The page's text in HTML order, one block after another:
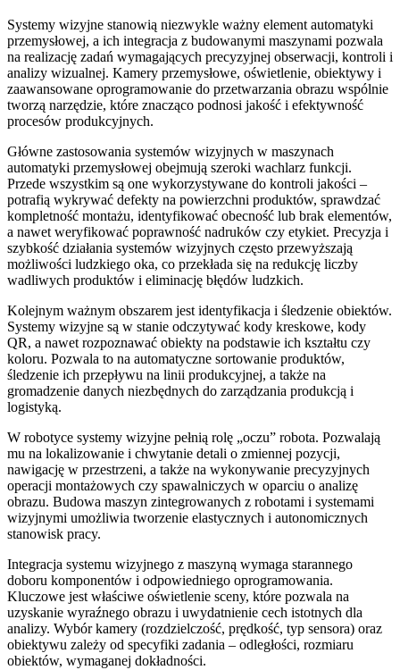
Systemy wizyjne stanowią niezwykle ważny element automatyki
przemysłowej, a ich integracja z budowanymi maszynami pozwala
na realizację zadań wymagających precyzyjnej obserwacji, kontroli i
analizy wizualnej. Kamery przemysłowe, oświetlenie, obiektywy i
zaawansowane oprogramowanie do przetwarzania obrazu wspólnie
tworzą narzędzie, które znacząco podnosi jakość i efektywność
procesów produkcyjnych.
Główne zastosowania systemów wizyjnych w maszynach
automatyki przemysłowej obejmują szeroki wachlarz funkcji.
Przede wszystkim są one wykorzystywane do kontroli jakości –
potrafią wykrywać defekty na powierzchni produktów, sprawdzać
kompletność montażu, identyfikować obecność lub brak elementów,
a nawet weryfikować poprawność nadruków czy etykiet. Precyzja i
szybkość działania systemów wizyjnych często przewyższają
możliwości ludzkiego oka, co przekłada się na redukcję liczby
wadliwych produktów i eliminację błędów ludzkich.
Kolejnym ważnym obszarem jest identyfikacja i śledzenie obiektów.
Systemy wizyjne są w stanie odczytywać kody kreskowe, kody
QR, a nawet rozpoznawać obiekty na podstawie ich kształtu czy
koloru. Pozwala to na automatyczne sortowanie produktów,
śledzenie ich przepływu na linii produkcyjnej, a także na
gromadzenie danych niezbędnych do zarządzania produkcją i
logistyką.
W robotyce systemy wizyjne pełnią rolę „oczu” robota. Pozwalają
mu na lokalizowanie i chwytanie detali o zmiennej pozycji,
nawigację w przestrzeni, a także na wykonywanie precyzyjnych
operacji montażowych czy spawalniczych w oparciu o analizę
obrazu. Budowa maszyn zintegrowanych z robotami i systemami
wizyjnymi umożliwia tworzenie elastycznych i autonomicznych
stanowisk pracy.
Integracja systemu wizyjnego z maszyną wymaga starannego
doboru komponentów i odpowiedniego oprogramowania.
Kluczowe jest właściwe oświetlenie sceny, które pozwala na
uzyskanie wyraźnego obrazu i uwydatnienie cech istotnych dla
analizy. Wybór kamery (rozdzielczość, prędkość, typ sensora) oraz
obiektywu zależy od specyfiki zadania – odległości, rozmiaru
obiektów, wymaganej dokładności.